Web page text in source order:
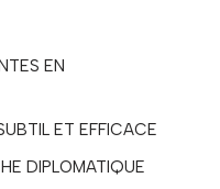
EN
ET EFFICACE
DIPLOMATIQUE